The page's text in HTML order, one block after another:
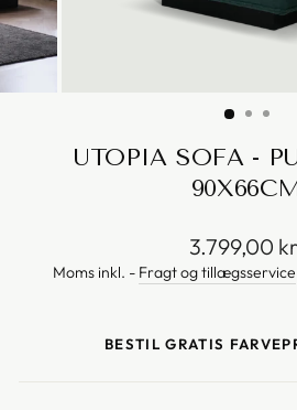
UTOPIA SOFA -
Vejl.
pris
3.799,00 kr
Moms inkl. - Fragt og tillægsservice
BESTIL GRATIS